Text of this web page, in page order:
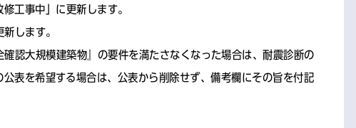
工事中」に更新します。
します。
認大規模建築物』の要件を満たさなくなった場合は、耐震診断の
表を希望する場合は、公表から削除せず、備考欄にその旨を付記